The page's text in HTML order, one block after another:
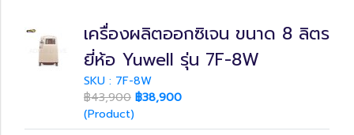
เครื่องผลิตออกซิเจน ขนาด 8 ลิตร
ยี่ห้อ Yuwell รุ่น 7F-8W
SKU : 7F-8W
฿43,900 ฿38,900
(Product)